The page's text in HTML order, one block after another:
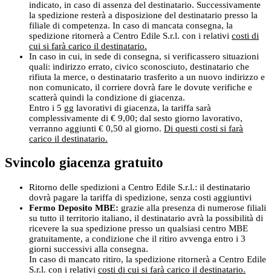
indicato, in caso di assenza del destinatario. Successivamente
la spedizione resterà a disposizione del destinatario presso la
filiale di competenza. In caso di mancata consegna, la
spedizione ritornerà a Centro Edile S.r.l. con i relativi costi di
cui si farà carico il destinatario.
In caso in cui, in sede di consegna, si verificassero situazioni
quali: indirizzo errato, civico sconosciuto, destinatario che
rifiuta la merce, o destinatario trasferito a un nuovo indirizzo e
non comunicato, il corriere dovrà fare le dovute verifiche e
scatterà quindi la condizione di giacenza.
Entro i 5 gg lavorativi di giacenza, la tariffa sarà
complessivamente di € 9,00; dal sesto giorno lavorativo,
verranno aggiunti € 0,50 al giorno. Di questi costi si farà
carico il destinatario.
Svincolo giacenza gratuito
Ritorno delle spedizioni a Centro Edile S.r.l.: il destinatario
dovrà pagare la tariffa di spedizione, senza costi aggiuntivi
Fermo Deposito MBE: grazie alla presenza di numerose filiali
su tutto il territorio italiano, il destinatario avrà la possibilità di
ricevere la sua spedizione presso un qualsiasi centro MBE
gratuitamente, a condizione che il ritiro avvenga entro i 3
giorni successivi alla consegna.
In caso di mancato ritiro, la spedizione ritornerà a Centro Edile
S.r.l. con i relativi costi di cui si farà carico il destinatario.